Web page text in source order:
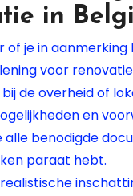
in
of je in
voor
de overheid of
en
alle benodigde
paraat hebt.